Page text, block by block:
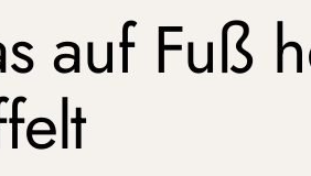
auf Fuß